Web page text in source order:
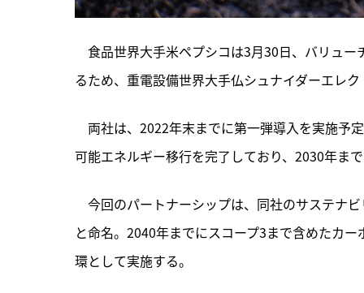
食品世界大手米ペプシコは3月30日、バリュ
るため、重電設備世界大手仏シュナイダーエレ
両社は、 2022年末までに第一弾導入を実施予
可能エネルギー移行を完了しており、2030年ま
今回のパートナーシップは、同社のサステナ
と命名。2040年までにスコープ3まで含めたカ
環として実施する。